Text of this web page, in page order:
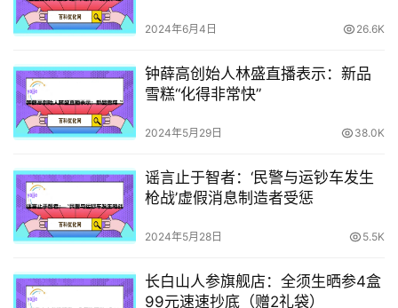
2024年6月4日 26.6K
钟薛高创始人林盛直播表示：新品
雪糕“化得非常快”
2024年5月29日 38.0K
谣言止于智者：‘民警与运钞车发生
枪战’虚假消息制造者受惩
2024年5月28日 5.5K
长白山人参旗舰店：全须生晒参4盒
99元速速抄底（赠2礼袋）